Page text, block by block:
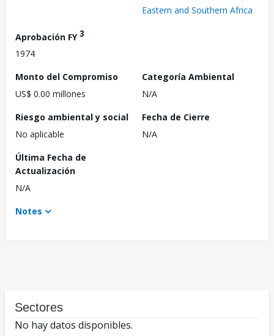
Eastern and Southern Africa
Aprobación FY3
1974
Monto del Compromiso
US$ 0.00 millones
Categoría Ambiental
N/A
Riesgo ambiental y social
No aplicable
Fecha de Cierre
N/A
Última Fecha de
Actualización
N/A
Notes
Sectores
No hay datos disponibles.